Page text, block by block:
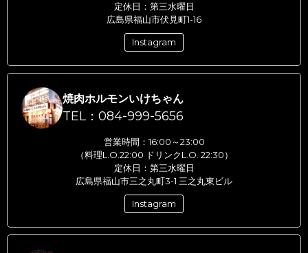
定休日：第三水曜日
広島県福山市伏見町1-16
Instagram
焼肉ホルモンいけちゃん
TEL：084-999-5656
営業時間：16:00～23:00
（料理L.O.22:00 ドリンクL.O. 22:30）
定休日：第三水曜日
広島県福山市三之丸町3-1 三之丸東ビル
Instagram